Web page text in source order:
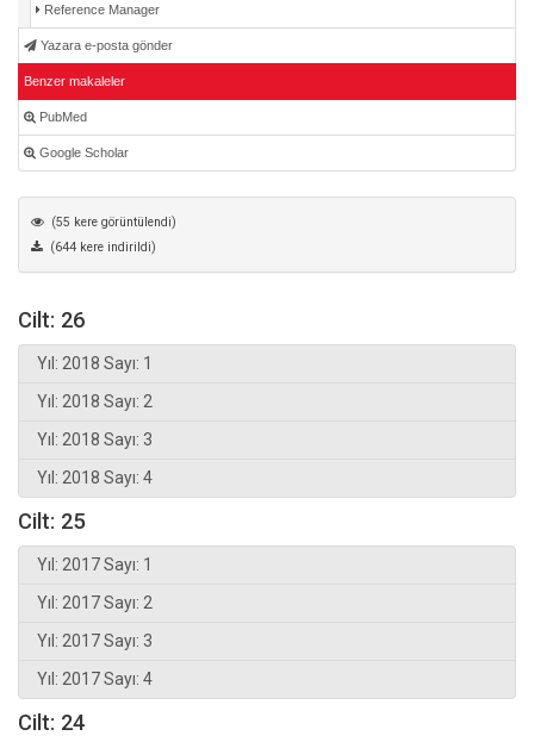
Reference Manager
Yazara e-posta gönder
Benzer makaleler
PubMed
Google Scholar
(55 kere görüntülendi)
(644 kere indirildi)
Cilt: 26
Yıl: 2018 Sayı: 1
Yıl: 2018 Sayı: 2
Yıl: 2018 Sayı: 3
Yıl: 2018 Sayı: 4
Cilt: 25
Yıl: 2017 Sayı: 1
Yıl: 2017 Sayı: 2
Yıl: 2017 Sayı: 3
Yıl: 2017 Sayı: 4
Cilt: 24